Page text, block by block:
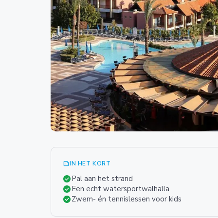
summarizeIN HET KORT
check_circlePal aan het strand
check_circleEen echt watersportwalhalla
check_circleZwem- én tennislessen voor kids